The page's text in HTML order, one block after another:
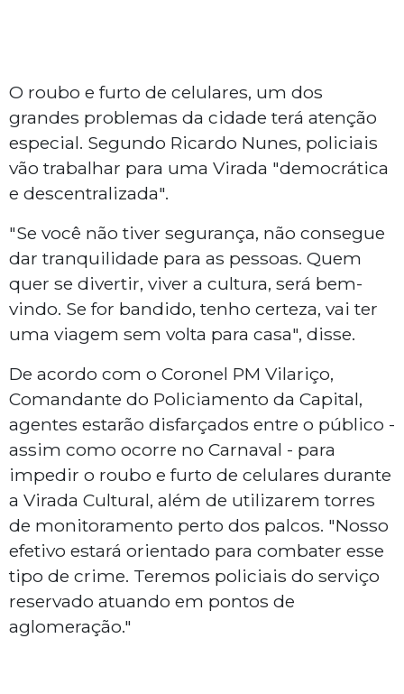
O roubo e furto de celulares, um dos
grandes problemas da cidade terá atenção
especial. Segundo Ricardo Nunes, policiais
vão trabalhar para uma Virada "democrática
e descentralizada".
"Se você não tiver segurança, não consegue
dar tranquilidade para as pessoas. Quem
quer se divertir, viver a cultura, será bem-
vindo. Se for bandido, tenho certeza, vai ter
uma viagem sem volta para casa", disse.
De acordo com o Coronel PM Vilariço,
Comandante do Policiamento da Capital,
agentes estarão disfarçados entre o público -
assim como ocorre no Carnaval - para
impedir o roubo e furto de celulares durante
a Virada Cultural, além de utilizarem torres
de monitoramento perto dos palcos. "Nosso
efetivo estará orientado para combater esse
tipo de crime. Teremos policiais do serviço
reservado atuando em pontos de
aglomeração."